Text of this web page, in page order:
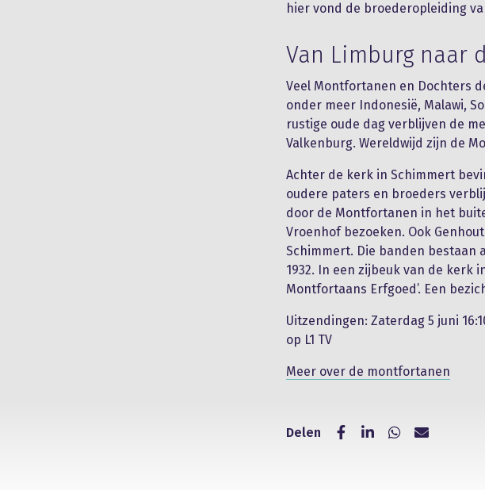
hier vond de broederopleiding
Van Limburg naar
Veel Montfortanen en Dochters
onder meer Indonesië, Malawi,
rustige oude dag verblijven de
Valkenburg. Wereldwijd zijn de
Achter de kerk in Schimmert
oudere paters en broeders
door de Montfortanen in het
Vroenhof bezoeken. Ook
Schimmert. Die banden bestaan
1932. In een zijbeuk van de kerk
Montfortaans Erfgoed’. Een
Uitzendingen: Zaterdag 5 juni
op L1 TV
Meer over de montfortanen
Delen